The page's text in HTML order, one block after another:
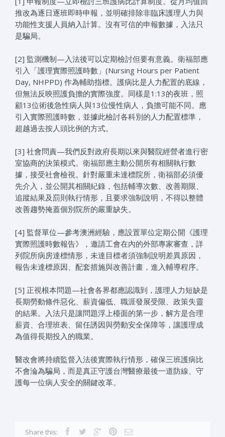
推改為逐日逐班即時申報，並明確排除非臨床護理人力與
功能性支援人員納入計算。沒有可信的申報數據，入法只
是騙局。
[2] 監測機制—入法後可以定期檢討但要有意義。衛福部應
引入「護理實際照護時數」(Nursing Hours per Patient
Day, NHPPD) 作為輔助指標。護病比是人力配置的底線，
但無法反映照護負擔的實際強度。同樣是1:13的夜班，照
顧13位術後急性病人與13位慢性病人，負擔可能不同。應
引入實際照護時數，並據此檢討各科別的人力配置標準，
超越過去按人頭比例的方式。
[3] 社會問責—我們反對政府長期以來與醫院經營者進行密
室協商的決策模式。衛福部應主動公開所有相關執行數
據，接受社會檢視。針對嚴重未達標院所，衛福部必須優
先介入，並公開其相關紀錄，包括輔導次數、改善期限、
追蹤結果及罰則執行情形，且要求強制說明，不得以整體
改善趨勢掩蓋個別院所的嚴重缺失。
[4] 監督單位—參考澳洲經驗，應設置單位定期公開《護理
實際照護時數報告》，邀請工會在內的外部專家審查，詳
列院所病房達標情形，未達目標者須強制說明差異原因，
報告未達標原因、配套措施與改善計畫，進入輔導程序。
[5] 正視根本問題—社會各界都應認識到，護理人力短缺是
長期勞動條件惡化、薪資偏低、職涯發展受限、政策失靈
的結果。入法只是讓問題浮上檯面的第一步，解方是合理
薪資、合理班表、留任誘因與勞動安全保障等，讓護理成
為值得長期投入的職業。
醫改會將持續監督入法後實際執行情形，確保三班護病比
不會淪為騙局，而是真正守護台灣醫療最後一道防線、守
護每一位病人安全的關鍵改革。
Share this: